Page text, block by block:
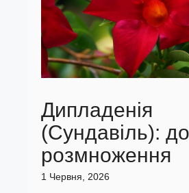
Дипладенія
(Сундавіль):
розмноження
1 Червня, 2026